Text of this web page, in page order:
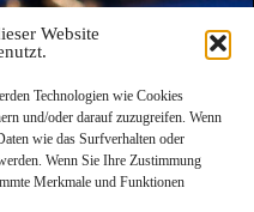
Website
Technologien wie Cookies
und/oder darauf zuzugreifen. Wenn
wie das Surfverhalten oder
Wenn Sie Ihre Zustimmung
Merkmale und Funktionen